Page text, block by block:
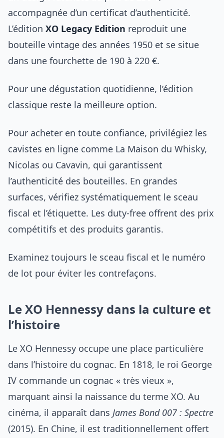
accompagnée d’un certificat d’authenticité.
L’édition XO Legacy Edition reproduit une
bouteille vintage des années 1950 et se situe
dans une fourchette de 190 à 220 €.
Pour une dégustation quotidienne, l’édition
classique reste la meilleure option.
Pour acheter en toute confiance, privilégiez les
cavistes en ligne comme La Maison du Whisky,
Nicolas ou Cavavin, qui garantissent
l’authenticité des bouteilles. En grandes
surfaces, vérifiez systématiquement le sceau
fiscal et l’étiquette. Les duty-free offrent des prix
compétitifs et des produits garantis.
Examinez toujours le sceau fiscal et le numéro
de lot pour éviter les contrefaçons.
Le XO Hennessy dans la culture et
l’histoire
Le XO Hennessy occupe une place particulière
dans l’histoire du cognac. En 1818, le roi George
IV commande un cognac « très vieux »,
marquant ainsi la naissance du terme XO. Au
cinéma, il apparaît dans James Bond 007 : Spectre
(2015). En Chine, il est traditionnellement offert